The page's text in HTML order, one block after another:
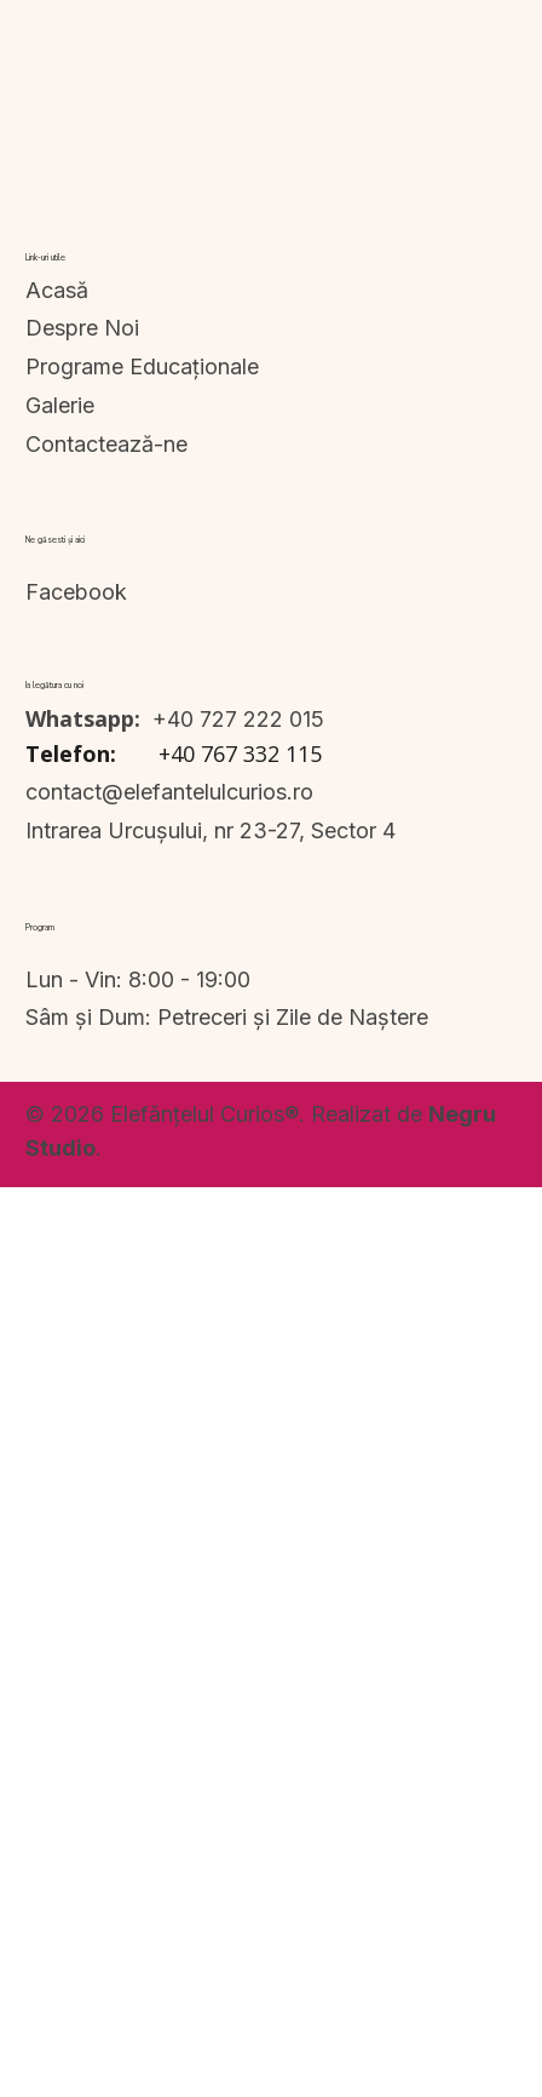
Ne găsesti și aici
Facebook
Ia legătura cu noi
Whatsapp: +40 727 222 015
Telefon: +40 767 332 115
contact@elefantelulcurios.ro
Intrarea Urcușului, nr 23-27, Sector 4
Link-uri utile
Acasă
Despre Noi
Programe Educaționale
Galerie
Contactează-ne
Program
Lun - Vin: 8:00 - 19:00
Sâm și Dum: Petreceri și Zile de Naștere
© 2026 Elefănțelul Curios®. Realizat de Negru
Studio.